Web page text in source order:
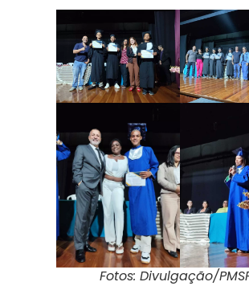
Fotos: Divulgação/